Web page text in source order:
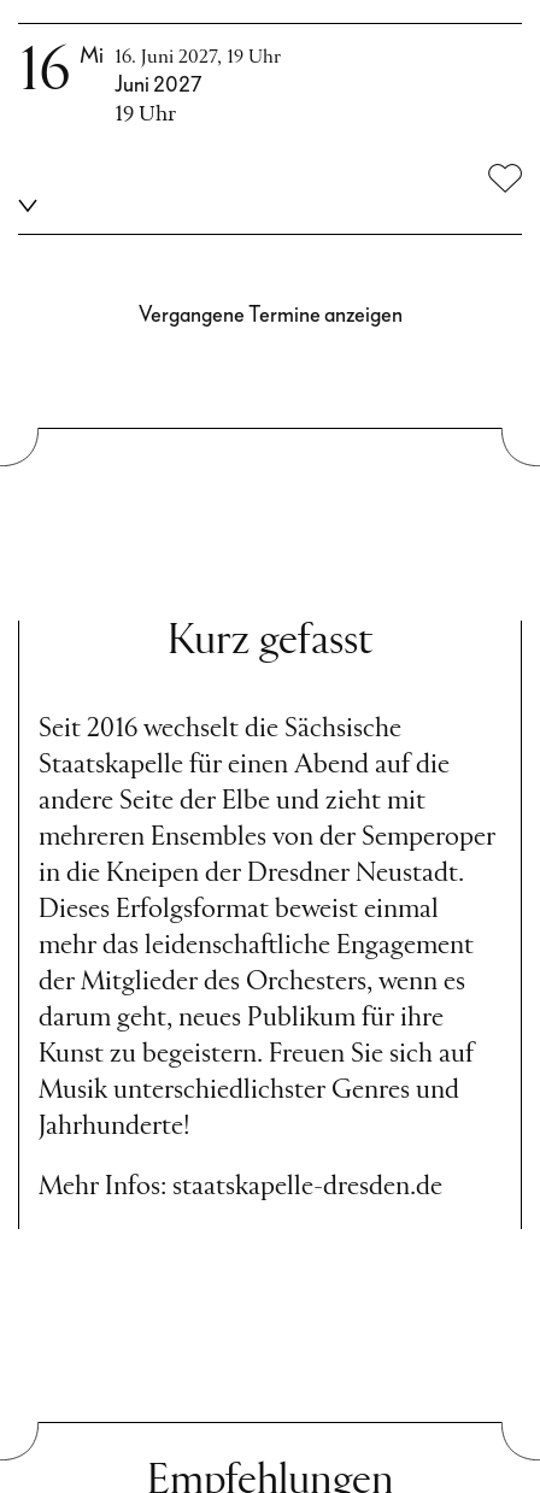
16 Mi 16. Juni 2027, 19 Uhr
Juni 2027
19 Uhr
Vergangene Termine anzeigen
Kurz gefasst
Seit 2016 wechselt die Sächsische
Staatskapelle für einen Abend auf die
andere Seite der Elbe und zieht mit
mehreren Ensembles von der Semperoper
in die Kneipen der Dresdner Neustadt.
Dieses Erfolgsformat beweist einmal
mehr das leidenschaftliche Engagement
der Mitglieder des Orchesters, wenn es
darum geht, neues Publikum für ihre
Kunst zu begeistern. Freuen Sie sich auf
Musik unterschiedlichster Genres und
Jahrhunderte!
Mehr Infos: staatskapelle-dresden.de
Empfehlungen